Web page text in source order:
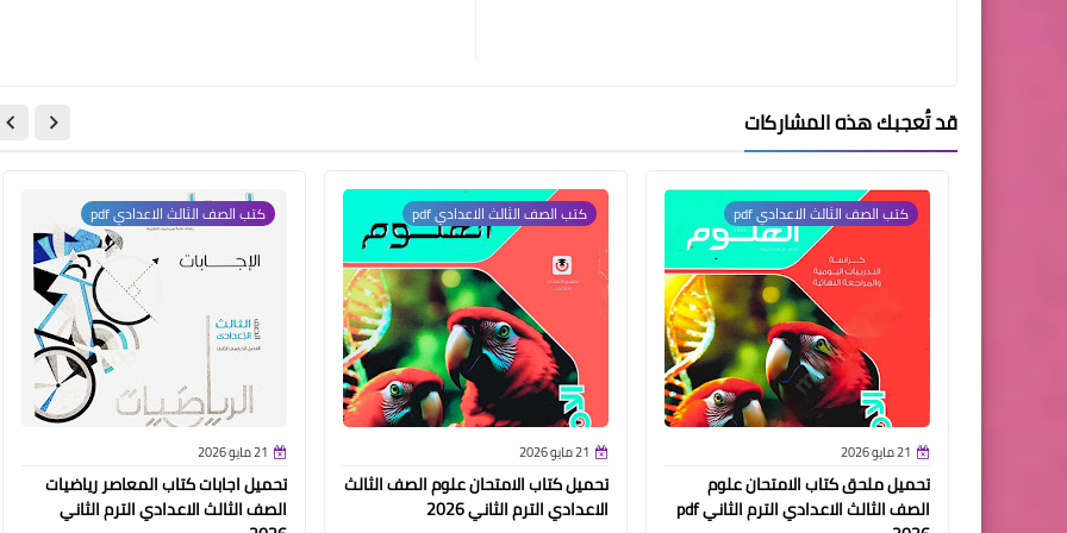
قد تُعجبك هذه المشاركات
كتب الصف الثالث الاعدادي pdf
21 مايو 2026
تحميل ملحق كتاب الامتحان علوم
الصف الثالث الاعدادي الترم الثاني pdf
كتب الصف الثالث الاعدادي pdf
21 مايو 2026
تحميل كتاب الامتحان علوم الصف الثالث
الاعدادي الترم الثاني 2026
كتب الصف الثالث الاعدادي pdf
21 مايو 2026
تحميل اجابات كتاب المعاصر رياضيات
الصف الثالث الاعدادي الترم الثاني